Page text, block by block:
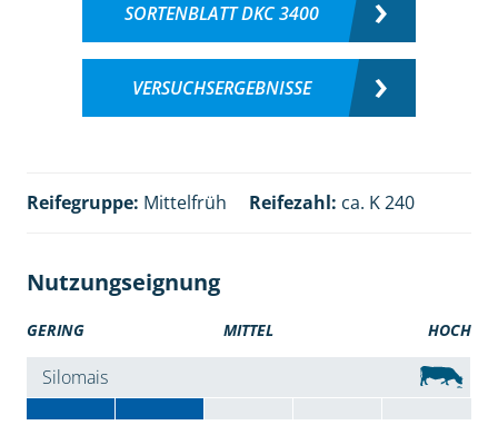
SORTENBLATT DKC 3400
VERSUCHSERGEBNISSE
Reifegruppe: Mittelfrüh Reifezahl: ca. K 240
Nutzungseignung
GERING MITTEL HOCH
Silomais